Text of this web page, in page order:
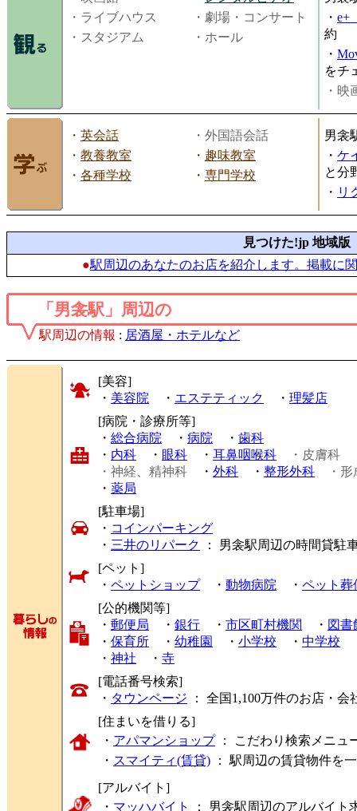
・ライブハウス
・劇場・コンサート
・スタジアム
・ホール
・ e+
約
・
をチ
・映
・ 英会話
・外国語会話
・ 教養教室 ・ 趣味教室
・ 各種学校 ・ 専門学校
男衾
・ ケ
と分
・ リ
見つけた!jp 地域版
●駅周辺のあなたのお店を紹介します。掲載に
「男衾駅」周辺の
駅周辺の情報 : 居酒屋・ホテルなど
[美容]
・ 美容院 ・ エステティック ・ 理髪店
[病院・診療所等]
・ 総合病院 ・ 病院 ・ 歯科
・ 内科 ・ 眼科 ・ 耳鼻咽喉科 ・皮膚科
・神経、精神科 ・ 外科 ・ 整形外科
・
・ 薬局
[駐車場]
・ コインパーキング
・ 三井のリパーク
： 男衾駅周辺の時間貸駐
[ペット]
・ ペットショップ・ 動物病院 ・ ペット葬
[公的機関等]
・ 郵便局 ・ 銀行 ・ 市区町村機関 ・ 図書
・ 保育所 ・ 幼稚園 ・ 小学校 ・ 中学校
・ 神社 ・ 寺
[電話番号検索]
・ タウンページ ： 全国1,100万件のお店・
[住まいを借りる]
・ アパマンショップ： こだわり検索メニュ
・ スマイティ(賃貸) ： 駅周辺の賃貸物件を
[アルバイト]
・ マッハバイト ： 男衾駅周辺のアルバイト